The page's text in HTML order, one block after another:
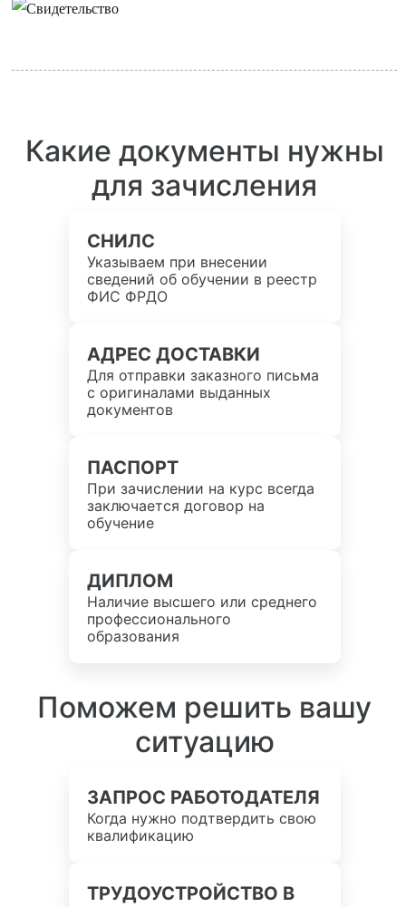
Какие документы нужны
для зачисления
СНИЛС
Указываем при внесении
сведений об обучении в реестр
ФИС ФРДО
АДРЕС ДОСТАВКИ
Для отправки заказного письма
с оригиналами выданных
документов
ПАСПОРТ
При зачислении на курс всегда
заключается договор на
обучение
ДИПЛОМ
Наличие высшего или среднего
профессионального
образования
Поможем решить вашу
ситуацию
ЗАПРОС РАБОТОДАТЕЛЯ
Когда нужно подтвердить свою
квалификацию
ТРУДОУСТРОЙСТВО В